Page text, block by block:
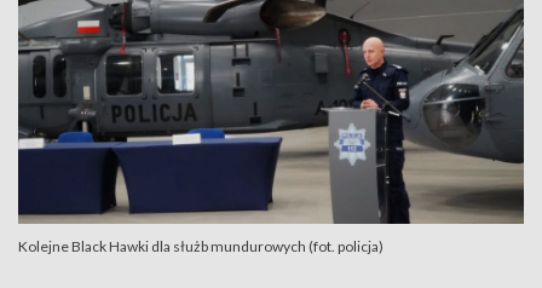
Kolejne Black Hawki dla służb mundurowych (fot. policja)